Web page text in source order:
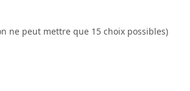
ne peut mettre que 15 choix possibles)